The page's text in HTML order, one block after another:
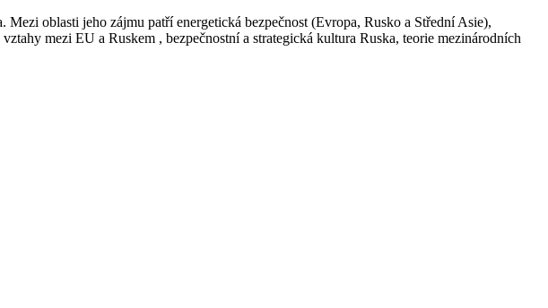
oblasti jeho zájmu patří energetická bezpečnost (Evropa, Rusko a Střední Asie),
mezi EU a Ruskem , bezpečnostní a strategická kultura Ruska, teorie mezinárodních